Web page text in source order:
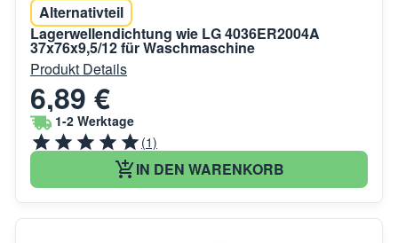
Alternativteil
Lagerwellendichtung wie LG 4036ER2004A
37x76x9,5/12 für Waschmaschine
Produkt Details
6,89 €
1-2 Werktage
(1)
IN DEN WARENKORB